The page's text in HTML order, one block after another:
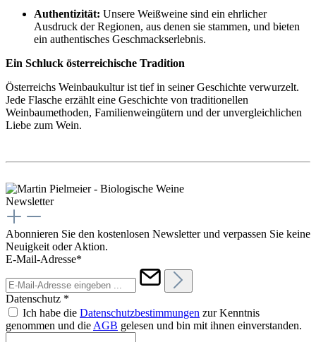
Authentizität: Unsere Weißweine sind ein ehrlicher
Ausdruck der Regionen, aus denen sie stammen, und bieten
ein authentisches Geschmackserlebnis.
Ein Schluck österreichische Tradition
Österreichs Weinbaukultur ist tief in seiner Geschichte verwurzelt.
Jede Flasche erzählt eine Geschichte von traditionellen
Weinbaumethoden, Familienweingütern und der unvergleichlichen
Liebe zum Wein.
Newsletter
Abonnieren Sie den kostenlosen Newsletter und verpassen Sie keine
Neuigkeit oder Aktion.
E-Mail-Adresse*
Datenschutz *
Ich habe die Datenschutzbestimmungen zur Kenntnis
genommen und die AGB gelesen und bin mit ihnen einverstanden.